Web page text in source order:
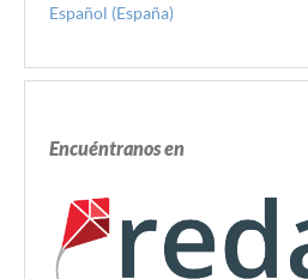
Español (España)
Encuéntranos en